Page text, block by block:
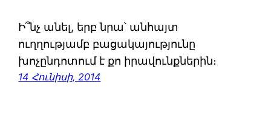
Ի՞նչ անել, երբ նրա՝ անհայտ
ուղղությամբ բացակայությունը
խոչընդոտում է քո իրավունքներին։
14 Հունիսի, 2014